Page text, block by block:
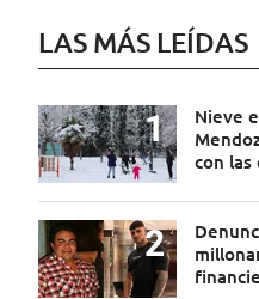
LAS MÁS LEÍDAS
Nieve
con las